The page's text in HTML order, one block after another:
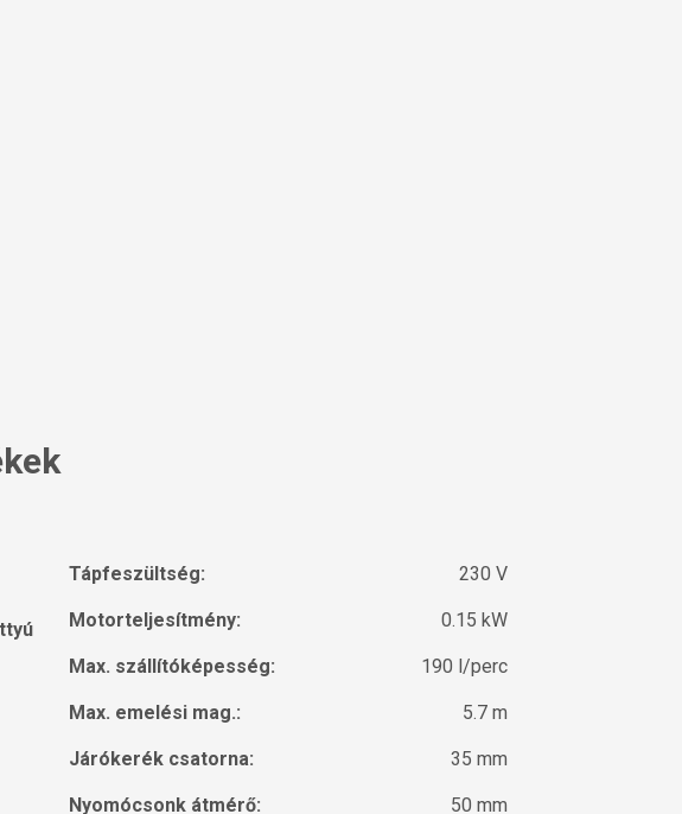
Tápfeszültség: 230 V
Motorteljesítmény: 0.15 kW
Max. szállítóképesség: 190 l/perc
Max. emelési mag.: 5.7 m
Járókerék csatorna: 35 mm
Nyomócsonk átmérő: 50 mm